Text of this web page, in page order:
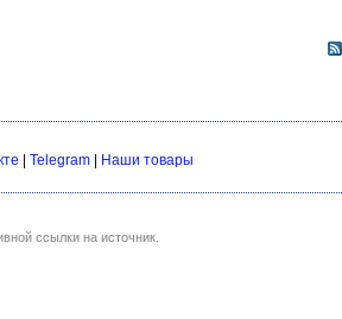
| Telegram | Наши товары
ссылки на источник.